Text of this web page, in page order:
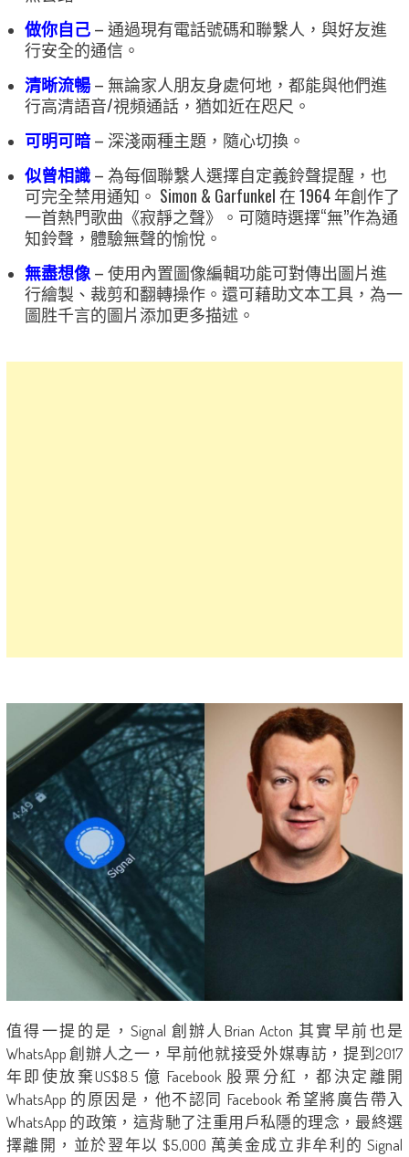
做你自己– 通過現有電話號碼和聯繫人，與好友進
行安全的通信。
清晰流暢– 無論家人朋友身處何地，都能與他們進
行高清語音/視頻通話，猶如近在咫尺。
可明可暗– 深淺兩種主題，隨心切換。
似曾相識 – 為每個聯繫人選擇自定義鈴聲提醒，也
可完全禁用通知。 Simon & Garfunkel 在 1964 年創作了
一首熱門歌曲《寂靜之聲》。可隨時選擇“無”作為通
知鈴聲，體驗無聲的愉悅。
無盡想像– 使用內置圖像編輯功能可對傳出圖片進
行繪製、裁剪和翻轉操作。還可藉助文本工具，為一
圖胜千言的圖片添加更多描述。
值得一提的是，Signal 創辦人Brian Acton 其實早前也是
WhatsApp 創辦人之一，早前他就接受外媒專訪，提到2017
年即使放棄US$8.5 億 Facebook 股票分紅，都決定離開
WhatsApp 的原因是，他不認同 Facebook 希望將廣告帶入
WhatsApp 的政策，這背馳了注重用戶私隱的理念，最終選
擇離開，並於翌年以 $5,000 萬美金成立非牟利的 Signal